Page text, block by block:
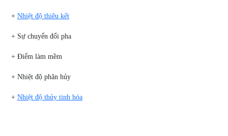
+ Nhiệt độ thiêu kết
+ Sự chuyển đổi pha
+ Điểm làm mềm
+ Nhiệt độ phân hủy
+ Nhiệt độ thủy tinh hóa